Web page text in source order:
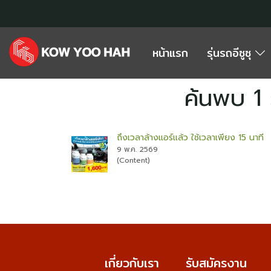
หน้าแรก รุ่นรถอีซูซุ
ค้นพบ 1
ถึงเวลาล้างแอร์แล้ว ใช้เวลาเพียง 15 นาที
9 พ.ค. 2569
(Content)
เกี่ยวกับเรา รับสมัครงาน